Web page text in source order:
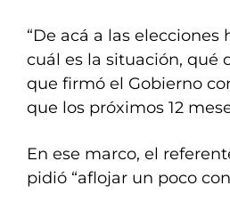
“De acá a las
cuál es la situación, qué
que firmó el Gobierno
que los próximos 12
En ese marco, el
pidió “aflojar un poco